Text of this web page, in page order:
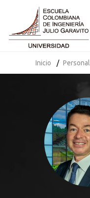
Inicio Personal